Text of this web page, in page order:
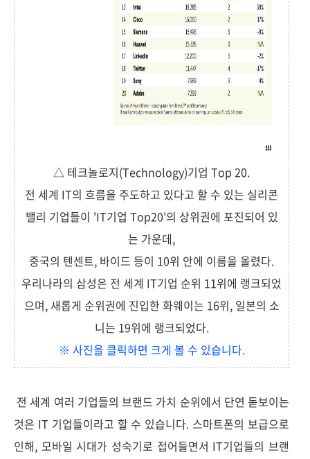
△ 테크놀로지(Technology)기업 Top 20.
전 세계 IT의 흐름을 주도하고 있다고 할 수 있는 실리콘
밸리 기업들이 'IT기업 Top20'의 상위권에 포진되어 있
는 가운데,
중국의 텐센트, 바이드 등이 10위 안에 이름을 올렸다.
우리나라의 삼성은 전 세계 IT기업 순위 11위에 랭크되었
으며, 새롭게 순위권에 진입한 화웨이는 16위, 일본의 소
니는 19위에 랭크되었다.
※ 사진을 클릭하면 크게 볼 수 있습니다.
전 세계 여러 기업들의 브랜드 가치 순위에서 단연 돋보이는
것은 IT 기업들이라고 할 수 있습니다. 스마트폰의 보급으로
인해, 모바일 시대가 성숙기로 접어들면서 IT기업들의 브랜